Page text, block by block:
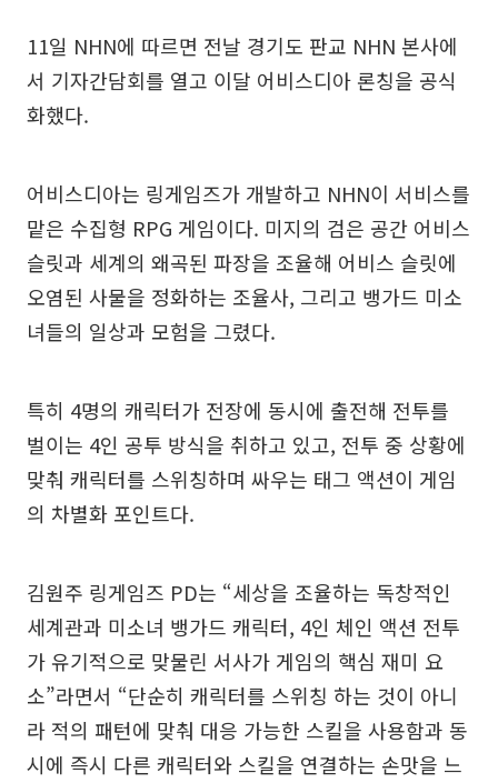
11일 NHN에 따르면 전날 경기도 판교 NHN 본사에
서 기자간담회를 열고 이달 어비스디아 론칭을 공식
화했다.
어비스디아는 링게임즈가 개발하고 NHN이 서비스를
맡은 수집형 RPG 게임이다. 미지의 검은 공간 어비스
슬릿과 세계의 왜곡된 파장을 조율해 어비스 슬릿에
오염된 사물을 정화하는 조율사, 그리고 뱅가드 미소
녀들의 일상과 모험을 그렸다.
특히 4명의 캐릭터가 전장에 동시에 출전해 전투를
벌이는 4인 공투 방식을 취하고 있고, 전투 중 상황에
맞춰 캐릭터를 스위칭하며 싸우는 태그 액션이 게임
의 차별화 포인트다.
김원주 링게임즈 PD는 “세상을 조율하는 독창적인
세계관과 미소녀 뱅가드 캐릭터, 4인 체인 액션 전투
가 유기적으로 맞물린 서사가 게임의 핵심 재미 요
소”라면서 “단순히 캐릭터를 스위칭 하는 것이 아니
라 적의 패턴에 맞춰 대응 가능한 스킬을 사용함과 동
시에 즉시 다른 캐릭터와 스킬을 연결하는 손맛을 느